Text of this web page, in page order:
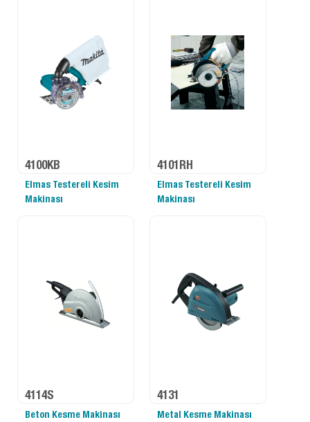
4100KB
Elmas Testereli Kesim
Makinası
4101RH
Elmas Testereli Kesim
Makinası
4114S
Beton Kesme Makinası
4131
Metal Kesme Makinası